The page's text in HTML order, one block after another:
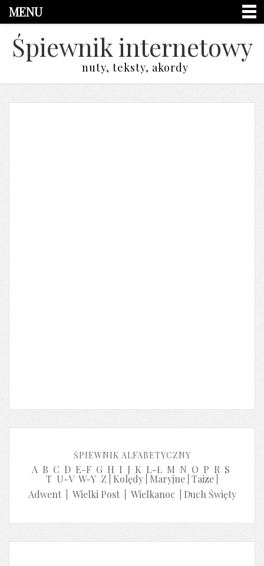
MENU
Śpiewnik internetowy
nuty, teksty, akordy
ŚPIEWNIK ALFABETYCZNY
A B C D E-F G H I J K L-Ł M N O P R S
T U-V W-Y Z Kolędy Maryjne Taize
Adwent| Wielki Post| Wielkanoc Duch Święty